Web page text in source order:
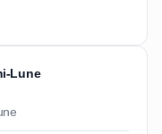
Lune